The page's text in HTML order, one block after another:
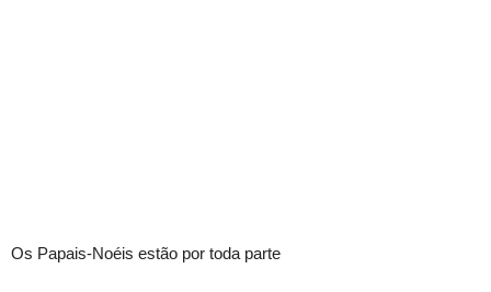
Os Papais-Noéis estão por toda parte